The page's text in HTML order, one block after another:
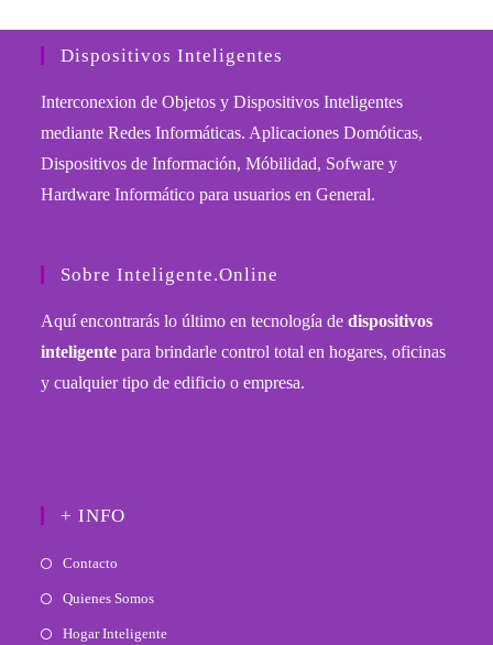
Dispositivos Inteligentes
Interconexion de Objetos y Dispositivos Inteligentes
mediante Redes Informáticas. Aplicaciones Domóticas,
Dispositivos de Información, Móbilidad, Sofware y
Hardware Informático para usuarios en General.
Sobre Inteligente.Online
Aquí encontrarás lo último en tecnología dedispositivos
inteligente para brindarle control total en hogares, oficinas
y cualquier tipo de edificio o empresa.
+ INFO
Contacto
Quienes Somos
Hogar Inteligente